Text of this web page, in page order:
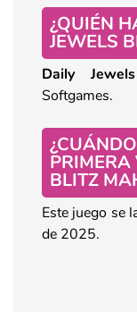
¿QUIÉN
JEWELS
Daily
Softgames.
PRIMERA
BLITZ
Este juego se
de 2025.